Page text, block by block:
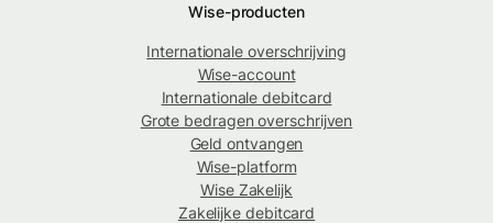
Wise-producten
Internationale overschrijving
Wise-account
Internationale debitcard
Grote bedragen overschrijven
Geld ontvangen
Wise-platform
Wise Zakelijk
Zakelijke debitcard